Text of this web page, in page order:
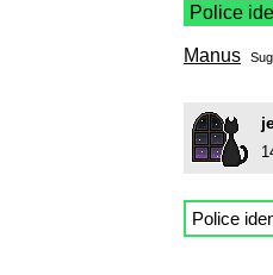
Police
Manus
Police